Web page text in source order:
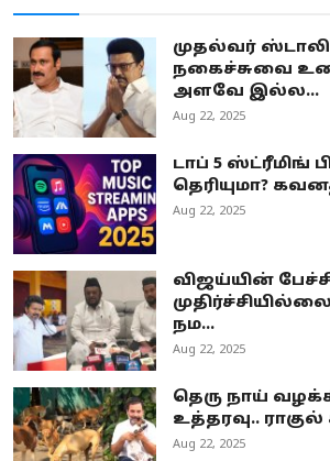
முதல்வர்
நகைச்சுவை
அளவே இல்ல...
Aug 22, 2025
டாப் 5 ஸ்ட்ரீமிங்
தெரியுமா?
Aug 22, 2025
விஜய்யின்
நம...
Aug 22, 2025
தெரு நாய்
உத்தரவு.. ராகுல்
Aug 22, 2025